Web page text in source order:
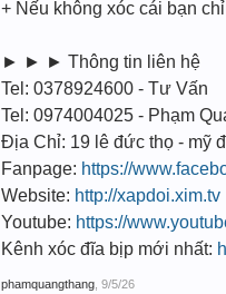
+ Nếu không xóc cái bạn
► ► ► Thông tin liên hệ
Tel: 0378924600 - Tư Vấn
Tel: 0974004025 - Phạm
Địa Chỉ: 19 lê đức thọ - mỹ
Fanpage: https://
Website: http://xapdoi.xim.tv
Youtube: https://
Kênh xóc đĩa bịp mới nhất:
phamquangthang 9/5/26